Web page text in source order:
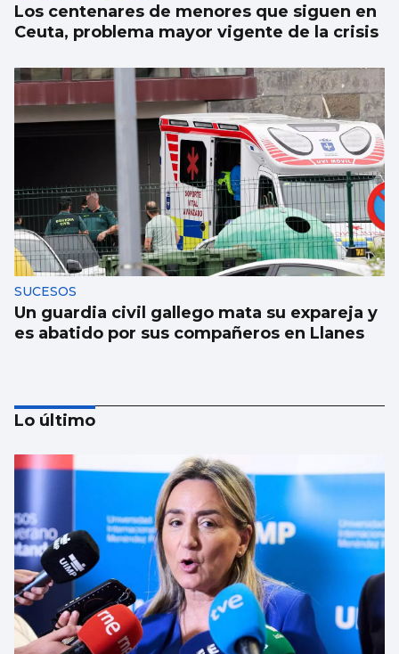
Los centenares de menores que siguen en
Ceuta, problema mayor vigente de la crisis
SUCESOS
Un guardia civil gallego mata su expareja y
es abatido por sus compañeros en Llanes
La UE ve necesario reforzar las fronteras y
los retornos
Lo último